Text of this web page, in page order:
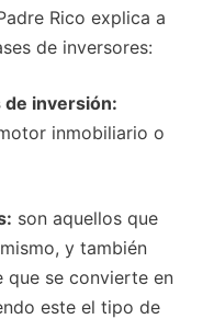
Rico explica a
de inversores:
de inversión:
inmobiliario o
son aquellos que
y también
que se convierte en
este el tipo de